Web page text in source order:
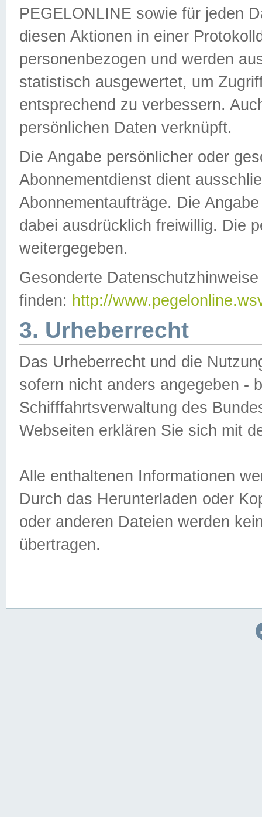
PEGELONLINE sowie für jeden
diesen Aktionen in einer
personenbezogen und werden
statistisch ausgewertet, um
entsprechend zu verbessern.
persönlichen Daten verknüpft.
Die Angabe persönlicher oder
Abonnementdienst dient
Abonnementaufträge. Die
dabei ausdrücklich freiwillig. Die
weitergegeben.
Gesonderte
finden: http://
3. Urheberrecht
Das Urheberrecht und die
sofern nicht anders angegeben -
Schifffahrtsverwaltung des
Webseiten erklären Sie sich mit
Alle enthaltenen Informationen
Durch das Herunterladen oder
oder anderen Dateien werden
übertragen.